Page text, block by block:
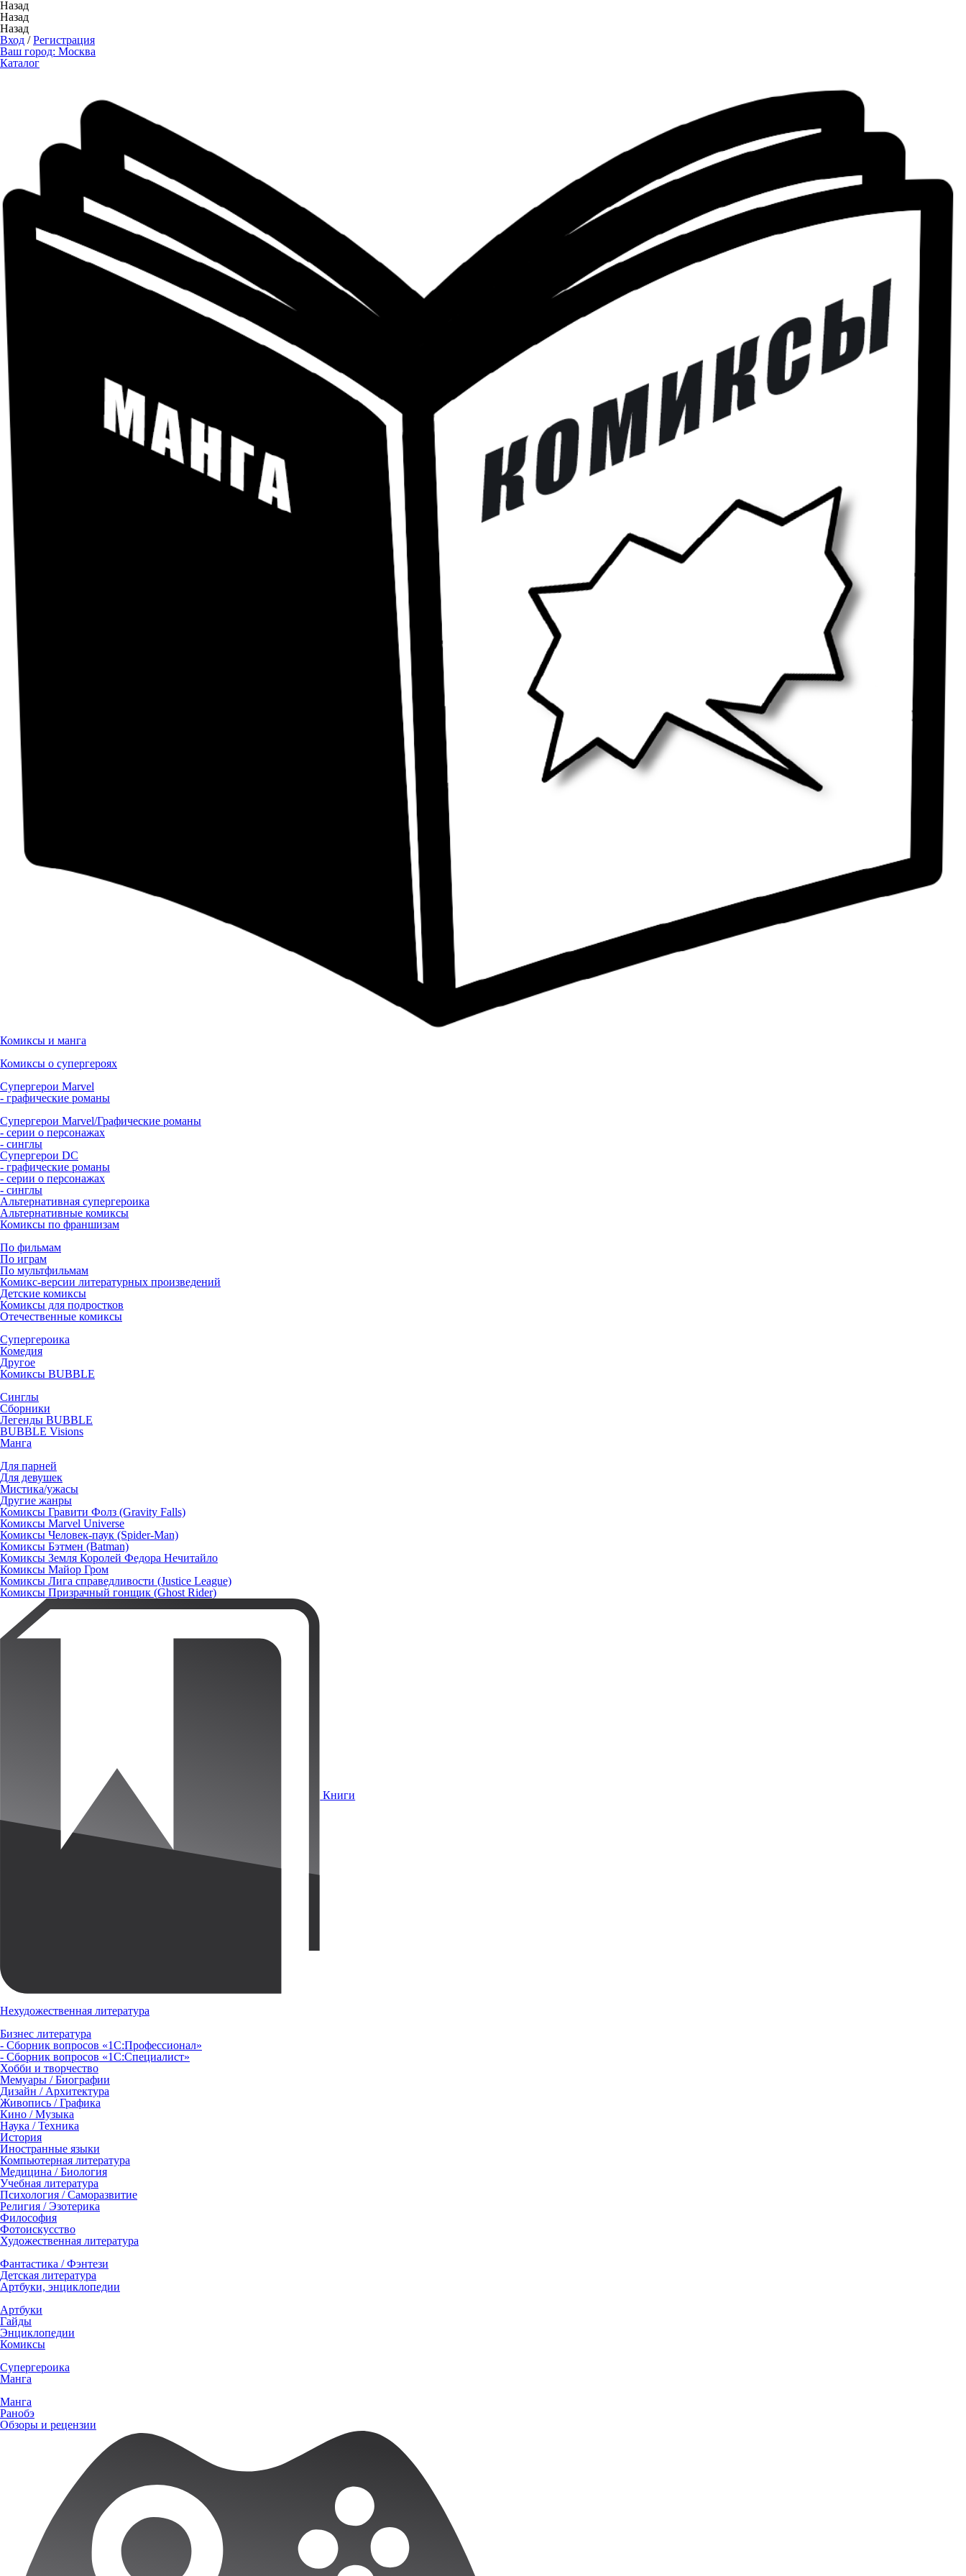
Назад
Назад
Назад
Вход /Регистрация
Ваш город: Москва
Каталог
Комиксы и манга
Комиксы о супергероях
Супергерои Marvel
- графические романы
Супергерои Marvel/Графические романы
- серии о персонажах
- синглы
Супергерои DC
- графические романы
- серии о персонажах
- синглы
Альтернативная супергероика
Альтернативные комиксы
Комиксы по франшизам
По фильмам
По играм
По мультфильмам
Комикс-версии литературных произведений
Детские комиксы
Комиксы для подростков
Отечественные комиксы
Супергероика
Комедия
Другое
Комиксы BUBBLE
Синглы
Сборники
Легенды BUBBLE
BUBBLE Visions
Манга
Для парней
Для девушек
Мистика/ужасы
Другие жанры
Комиксы Гравити Фолз (Gravity Falls)
Комиксы Marvel Universe
Комиксы Человек-паук (Spider-Man)
Комиксы Бэтмен (Batman)
Комиксы Земля Королей Федора Нечитайло
Комиксы Майор Гром
Комиксы Лига справедливости (Justice League)
Комиксы Призрачный гонщик (Ghost Rider)
Книги
Нехудожественная литература
Бизнес литература
- Сборник вопросов «1С:Профессионал»
- Сборник вопросов «1С:Специалист»
Хобби и творчество
Мемуары / Биографии
Дизайн / Архитектура
Живопись / Графика
Кино / Музыка
Наука / Техника
История
Иностранные языки
Компьютерная литература
Медицина / Биология
Учебная литература
Психология / Саморазвитие
Религия / Эзотерика
Философия
Фотоискусство
Художественная литература
Фантастика / Фэнтези
Детская литература
Артбуки, энциклопедии
Артбуки
Гайды
Энциклопедии
Комиксы
Супергероика
Манга
Манга
Ранобэ
Обзоры и рецензии